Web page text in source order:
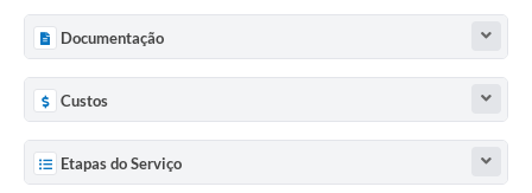
Documentação
Custos
Etapas do Serviço